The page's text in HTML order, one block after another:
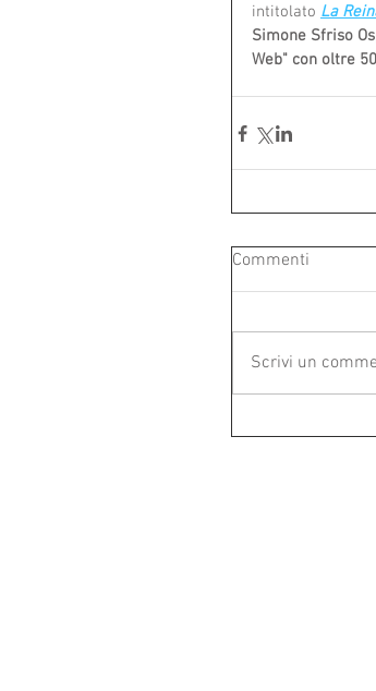
intitolato La
Simone Sfriso
Web" con oltre
Commenti
Scrivi un